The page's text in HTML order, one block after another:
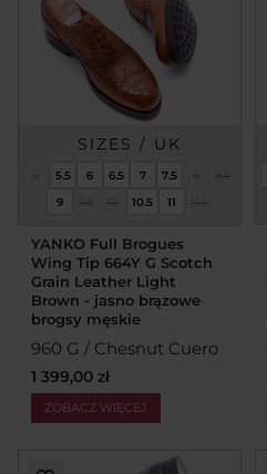
SIZES / UK
5 5.5 6 6.5 7 7.5 8
8.5
9
9.5 10 10.5 11 11.5
YANKO Full Brogues
Wing Tip 664Y G Scotch
Grain Leather Light
Brown - jasno brązowe
brogsy męskie
960 G / Chesnut Cuero
1 399,00 zł
ZOBACZ WIĘCEJ